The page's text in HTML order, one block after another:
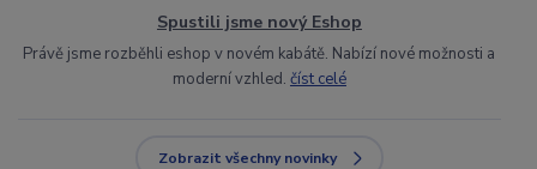
Spustili jsme nový Eshop
Právě jsme rozběhli eshop v novém kabátě. Nabízí nové možnosti a
moderní vzhled. číst celé
Zobrazit všechny novinky